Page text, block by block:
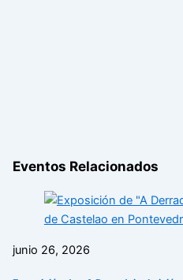
Eventos Relacionados
junio 26, 2026